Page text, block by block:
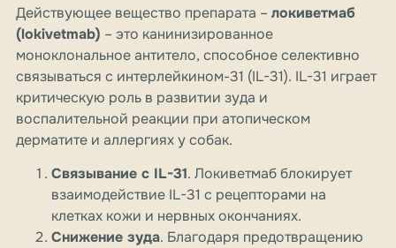
Действующее вещество препарата – локиветмаб
(lokivetmab) – это канинизированное
моноклональное антитело, способное селективно
связываться с интерлейкином-31 (IL-31). IL-31 играет
критическую роль в развитии зуда и
воспалительной реакции при атопическом
дерматите и аллергиях у собак.
Связывание с IL-31. Локиветмаб блокирует
взаимодействие IL-31 с рецепторами на
клетках кожи и нервных окончаниях.
Снижение зуда. Благодаря предотвращению